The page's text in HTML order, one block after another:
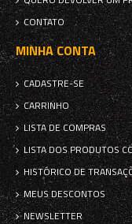
CONTATO
MINHA CONTA
CADASTRE-SE
CARRINHO
LISTA DE COMPRAS
LISTA DOS PRODUTOS
HISTÓRICO DE
MEUS DESCONTOS
NEWSLETTER